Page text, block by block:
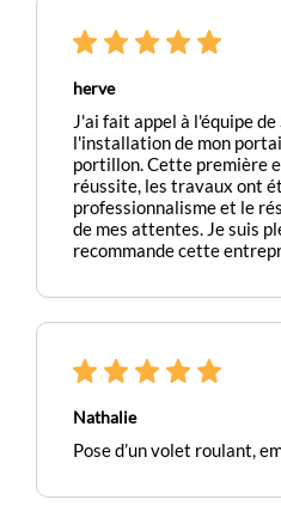
herve
J'ai fait appel à l'équipe
l'installation de mon
portillon. Cette première
réussite, les travaux ont
professionnalisme et le
de mes attentes. Je suis
recommande cette
Nathalie
Pose d’un volet roulant,